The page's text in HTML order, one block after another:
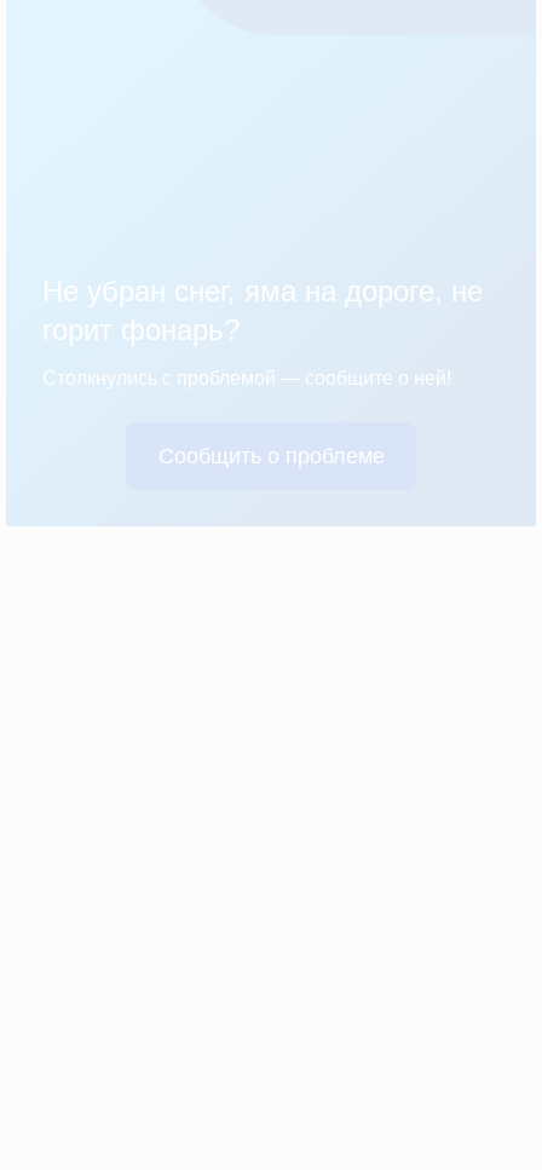
Не убран снег, яма на дороге, не
горит фонарь?
Столкнулись с проблемой — сообщите о ней!
Сообщить о проблеме